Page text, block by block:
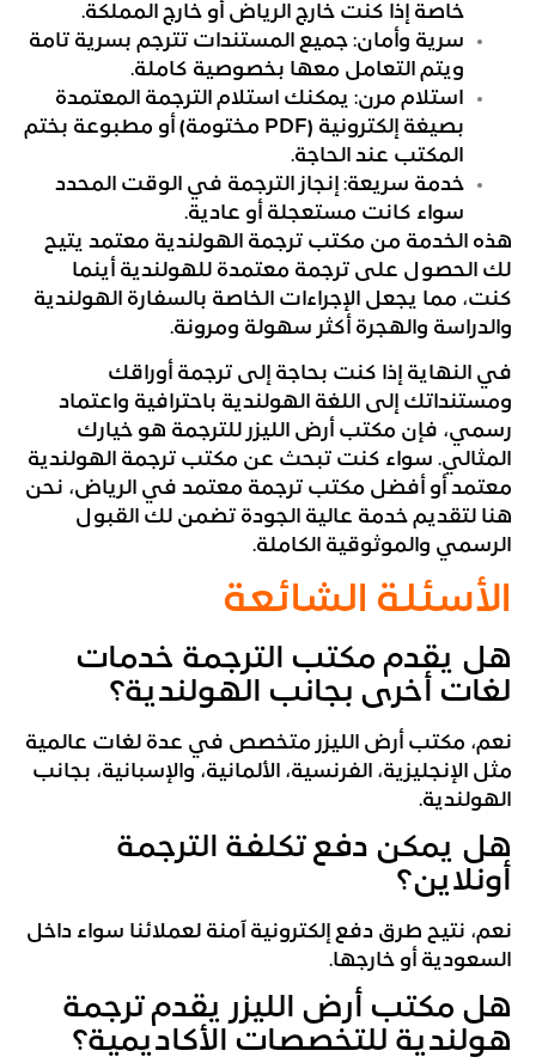
خاصة إذا كنت خارج الرياض أو خارج المملكة.
سرية وأمان: جميع المستندات تترجم بسرية تامة
ويتم التعامل معها بخصوصية كاملة.
استلام مرن: يمكنك استلام الترجمة المعتمدة
بصيغة إلكترونية (PDF مختومة) أو مطبوعة بختم
المكتب عند الحاجة.
خدمة سريعة: إنجاز الترجمة في الوقت المحدد
سواء كانت مستعجلة أو عادية.
هذه الخدمة من مكتب ترجمة الهولندية معتمد يتيح
لك الحصول على ترجمة معتمدة للهولندية أينما
كنت، مما يجعل الإجراءات الخاصة بالسفارة الهولندية
والدراسة والهجرة أكثر سهولة ومرونة.
في النهاية إذا كنت بحاجة إلى ترجمة أوراقك
ومستنداتك إلى اللغة الهولندية باحترافية واعتماد
رسمي، فإن مكتب أرض الليزر للترجمة هو خيارك
المثالي. سواء كنت تبحث عن مكتب ترجمة الهولندية
معتمد أو أفضل مكتب ترجمة معتمد في الرياض، نحن
هنا لتقديم خدمة عالية الجودة تضمن لك القبول
الرسمي والموثوقية الكاملة.
الأسئلة الشائعة
هل يقدم مكتب الترجمة خدمات
لغات أخرى بجانب الهولندية؟
نعم، مكتب أرض الليزر متخصص في عدة لغات عالمية
مثل الإنجليزية، الفرنسية، الألمانية، والإسبانية، بجانب
الهولندية.
هل يمكن دفع تكلفة الترجمة
أونلاين؟
نعم، نتيح طرق دفع إلكترونية آمنة لعملائنا سواء داخل
السعودية أو خارجها.
هل مكتب أرض الليزر يقدم ترجمة
هولندية للتخصصات الأكاديمية؟